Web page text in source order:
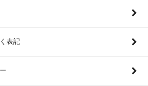
表記